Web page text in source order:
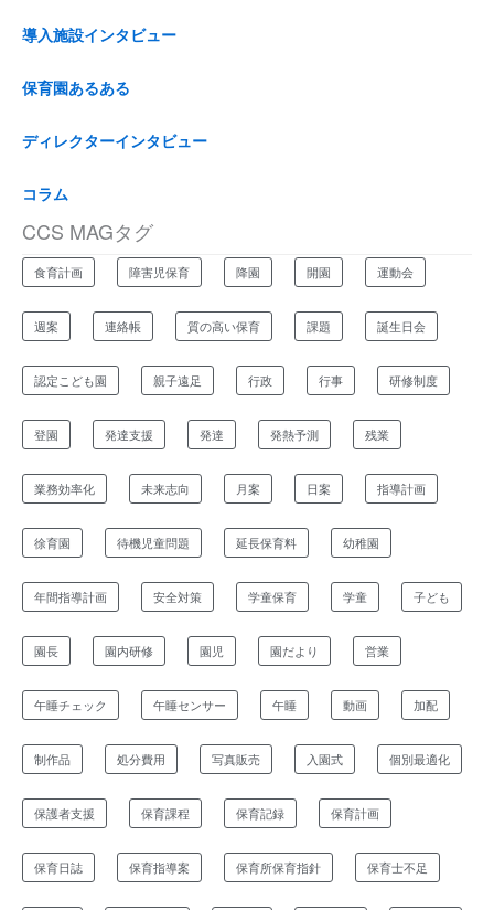
...
導入施設インタビュー
保育園あるある
ディレクターインタビュー
コラム
CCS MAGタグ
食育計画 障害児保育 降園 開園 運動会
週案 連絡帳 質の高い保育 課題 誕生日会
認定こども園 親子遠足 行政 行事 研修制度
登園 発達支援 発達 発熱予測 残業
業務効率化 未来志向 月案 日案 指導計画
徐育園 待機児童問題 延長保育料 幼稚園
年間指導計画 安全対策 学童保育 学童 子ども
園長 園内研修 園児 園だより 営業
午睡チェック 午睡センサー 午睡 動画 加配
制作品 処分費用 写真販売 入園式 個別最適化
保護者支援 保育課程 保育記録 保育計画
保育日誌 保育指導案 保育所保育指針 保育士不足